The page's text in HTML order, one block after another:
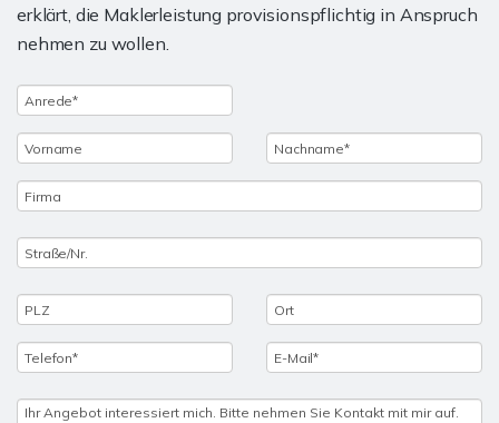
erklärt, die Maklerleistung provisionspflichtig in Anspruch
nehmen zu wollen.